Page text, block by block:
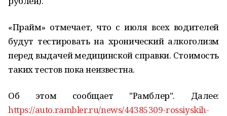
«Прайм» отмечает, что с июля всех водителей
будут тестировать на хронический алкоголизм
перед выдачей медицинской справки. Стоимость
таких тестов пока неизвестна.
Об этом сообщает "Рамблер". Далее:
https://auto.rambler.ru/news/44385309-rossiyskih-